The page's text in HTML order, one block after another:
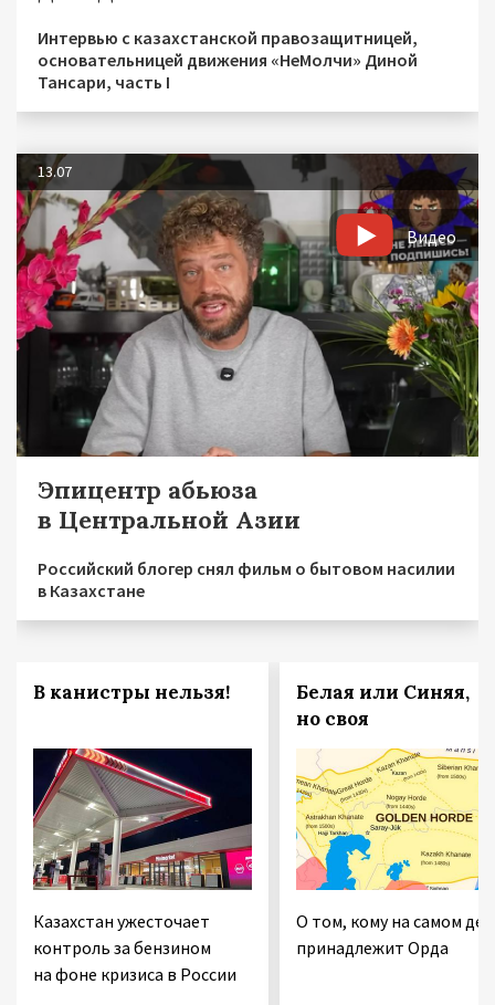
Интервью с казахстанской правозащитницей,
основательницей движения «НеМолчи» Диной
Тансари, часть I
13.07
Видео
Эпицентр абьюза
в Центральной Азии
Российский блогер снял фильм о бытовом насилии
в Казахстане
В канистры нельзя!
Казахстан ужесточает
контроль за бензином
на фоне кризиса в России
Белая или Синяя,
но своя
О том, кому на самом
принадлежит Орда